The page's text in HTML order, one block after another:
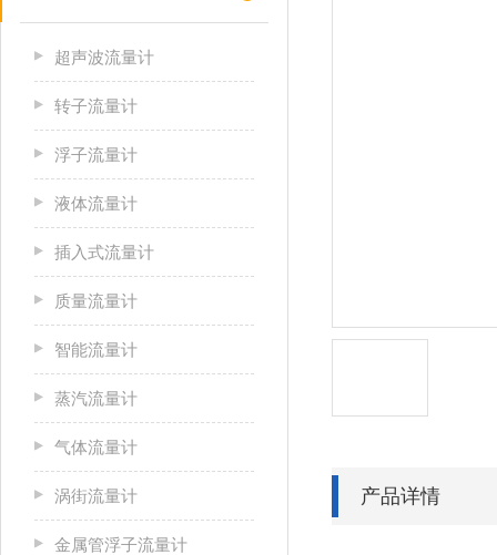
超声波流量计
转子流量计
浮子流量计
液体流量计
插入式流量计
质量流量计
智能流量计
蒸汽流量计
气体流量计
涡街流量计
金属管浮子流量计
产品详情